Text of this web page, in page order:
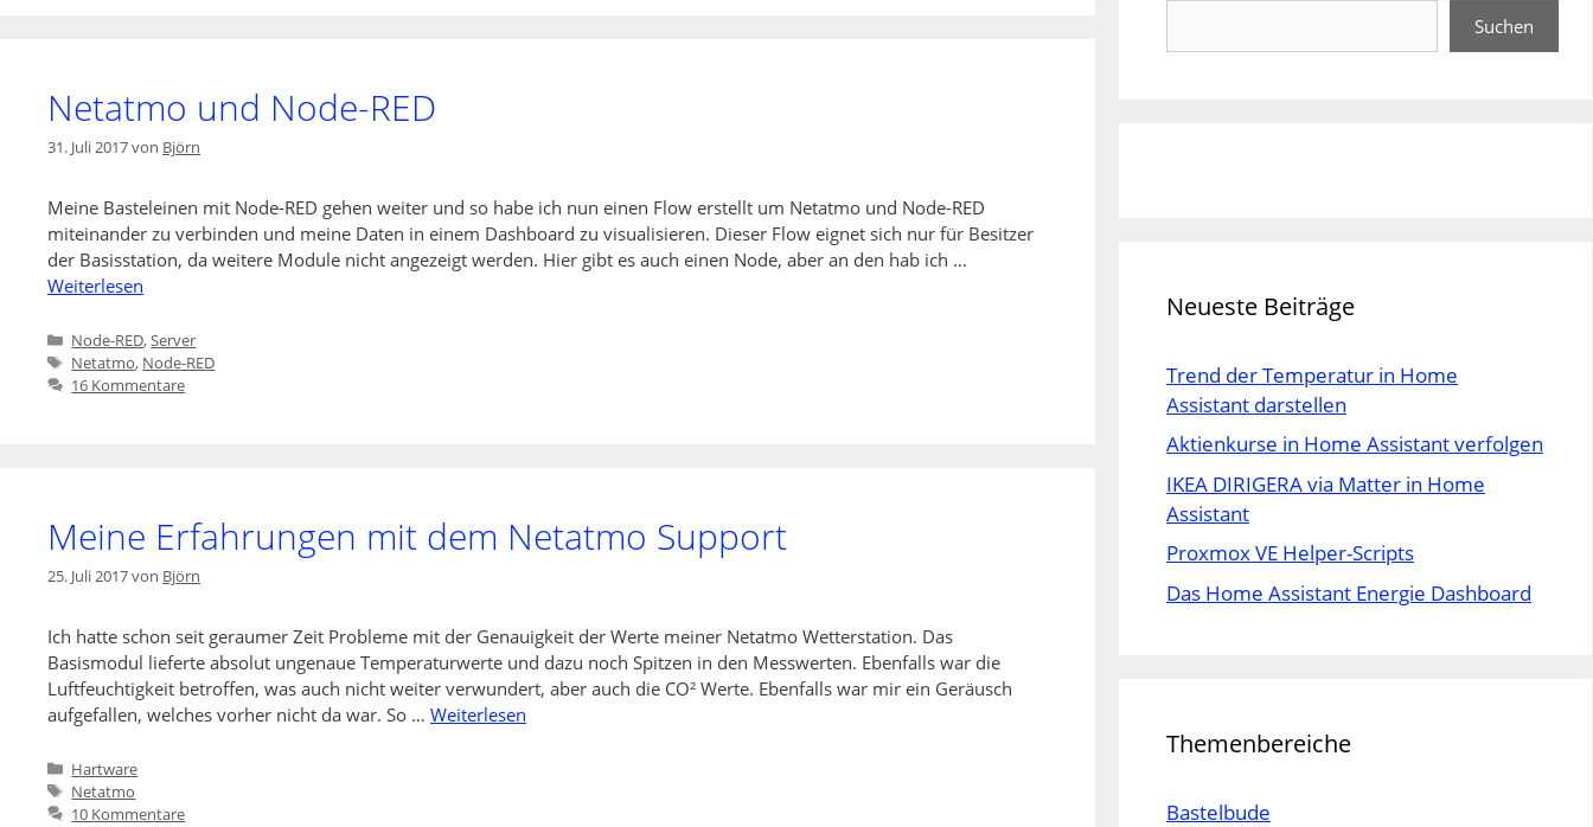
Netatmo und Node-RED
31. Juli 2017von Björn
Meine Basteleinen mit Node-RED gehen weiter und so habe ich nun einen Flow erstellt um Netatmo und Node-RED
miteinander zu verbinden und meine Daten in einem Dashboard zu visualisieren. Dieser Flow eignet sich nur für Besitzer
der Basisstation, da weitere Module nicht angezeigt werden. Hier gibt es auch einen Node, aber an den hab ich …
Weiterlesen
Kategorien
Node-RED,Server
Schlagwörter
Netatmo, Node-RED
16 Kommentare
Meine Erfahrungen mit dem Netatmo Support
25. Juli 2017von Björn
Ich hatte schon seit geraumer Zeit Probleme mit der Genauigkeit der Werte meiner Netatmo Wetterstation. Das
Basismodul lieferte absolut ungenaue Temperaturwerte und dazu noch Spitzen in den Messwerten. Ebenfalls war die
Luftfeuchtigkeit betroffen, was auch nicht weiter verwundert, aber auch die CO² Werte. Ebenfalls war mir ein Geräusch
aufgefallen, welches vorher nicht da war. So … Weiterlesen
Kategorien
Hartware
Schlagwörter
Netatmo
10 Kommentare
Suchen
Neueste Beiträge
Trend der Temperatur in Home
Assistant darstellen
Aktienkurse in Home Assistant verfolgen
IKEA DIRIGERA via Matter in Home
Assistant
Proxmox VE Helper-Scripts
Das Home Assistant Energie Dashboard
Themenbereiche
Bastelbude